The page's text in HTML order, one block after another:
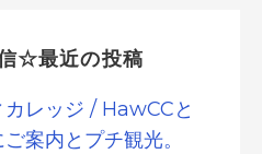
☆最近の投稿
レッジ / HawCCと
案内とプチ観光。